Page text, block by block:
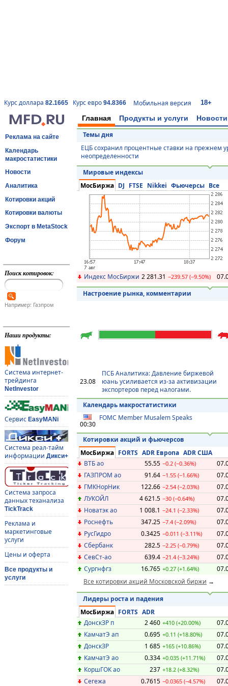
Курс доллара 82.1665 Курс евро 94.8366 Мобильная версия 18+
Главная Продукты и услуги Новости
Реклама на сайте
Календарь
макростатистики
Новости
Аналитика
Котировки акций
Котировки валюты
Экспорт в MetaStock
Форум
Поиск котировок:
Например: Газпром
Наши продукты:
Система интернет-
трейдинга
NetInvestor
Сервис EasyMANi
Система реал-тайм
информации Дикси+
Система запроса
данных теханализа
TickTrack
Реклама и
маркетинговые
услуги
Цены и оферта
Все продукты и
услуги
Темы дня
ЕЦБ сохранил процентные ставки на прежнем
неопределенности
Мировые индексы
МосБиржа DJ FTSE Nikkei Фьючерсы Все
Индекс МосБиржи 2 281.31 −239.57 (−9.50%)
Настроение рынка, комментарии
23.08
ПСБ Аналитика: Давление биржевой
юань усиливается из-за активизации
экспортеров перед налогами.
Календарь макростатистики
00:30
FOMC Member Musalem Speaks
Котировки акций и фьючерсов
МосБиржа FORTS ADR Европа ADR США
ВТБ ао
55.55 −0.2 (−0.36%)
ГАЗПРОМ ао
91.64 −1.55 (−1.66%)
ГМКНорНик
122.66 −2.54 (−2.03%)
ЛУКОЙЛ
4 621.5 −30 (−0.64%)
Новатэк ао
1 008.1 −24.1 (−2.33%)
Роснефть
347.25 −7.4 (−2.09%)
РусГидро
0.3425 −0.011 (−3.11%)
Сбербанк
282.5 −2.25 (−0.79%)
СевСт-ао
639.4 −21.4 (−3.24%)
Сургнфгз
16.765 +0.27 (+1.64%)
Все котировки акций Московской биржи
Лидеры роста и падения
МосБиржа FORTS ADR
ДонскЗР п
2 460 +410 (+20.00%)
КамчатЭ ап
0.695 +0.11 (+18.80%)
ДонскЗР
1 685 +165 (+10.86%)
КамчатЭ ао
0.334 +0.035 (+11.71%)
КоршГОК ао
237 +18.2 (+8.32%)
Сегежа
0.7615 −0.0365 (−4.57%)